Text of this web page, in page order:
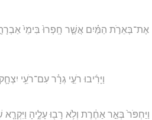
אֶת־בְּאֵרֹ֣ת הַמַּ֗יִם אֲשֶׁ֤ר חָֽפְרוּ֙ בִּימֵי֙
וַיָּרִ֜יבוּ רֹעֵ֣י גְרָ֗ר עִם־רֹעֵ֥י
בְּאֵ֣ר אַחֶ֔רֶת וְלֹ֥א רָב֖וּ עָלֶ֑יהָ וַיִּקְרָ֤א